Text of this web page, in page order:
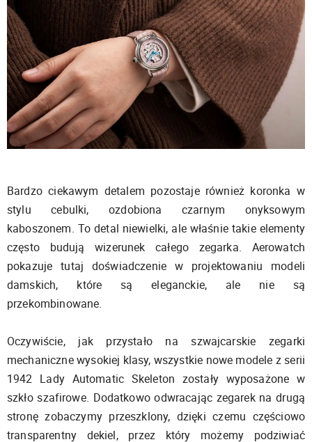
Bardzo ciekawym detalem pozostaje również koronka w
stylu cebulki, ozdobiona czarnym onyksowym
kaboszonem. To detal niewielki, ale właśnie takie elementy
często budują wizerunek całego zegarka. Aerowatch
pokazuje tutaj doświadczenie w projektowaniu modeli
damskich, które są eleganckie, ale nie są
przekombinowane.
Oczywiście, jak przystało na szwajcarskie zegarki
mechaniczne wysokiej klasy, wszystkie nowe modele z serii
1942 Lady Automatic Skeleton zostały wyposażone w
szkło szafirowe. Dodatkowo odwracając zegarek na drugą
stronę zobaczymy przeszklony, dzięki czemu częściowo
transparentny dekiel, przez który możemy podziwiać